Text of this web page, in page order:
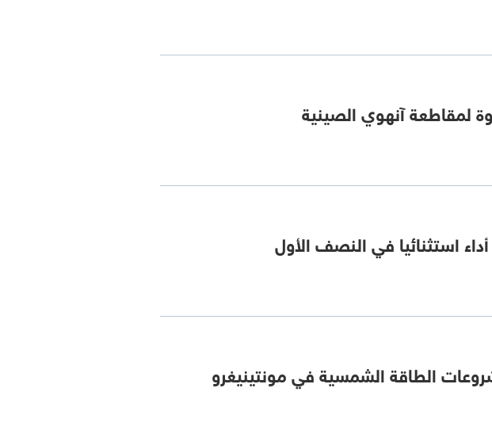
استثنائيا في النصف الأول